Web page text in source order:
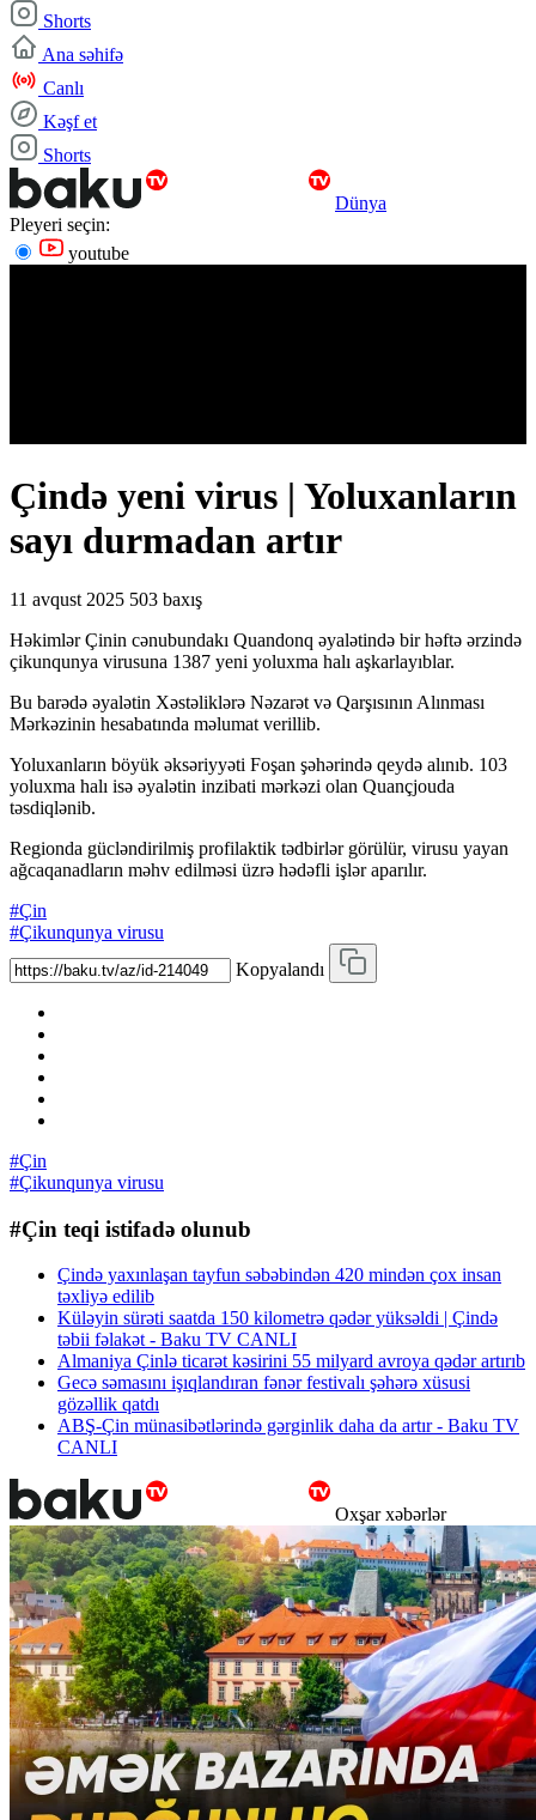
Shorts
Ana səhifə
Canlı
Kəşf et
Shorts
Dünya
Pleyeri seçin:
youtube
Çində yeni virus | Yoluxanların
sayı durmadan artır
11 avqust 2025 503 baxış
Həkimlər Çinin cənubundakı Quandonq əyalətində bir həftə ərzində
çikunqunya virusuna 1387 yeni yoluxma halı aşkarlayıblar.
Bu barədə əyalətin Xəstəliklərə Nəzarət və Qarşısının Alınması
Mərkəzinin hesabatında məlumat verillib.
Yoluxanların böyük əksəriyyəti Foşan şəhərində qeydə alınıb. 103
yoluxma halı isə əyalətin inzibati mərkəzi olan Quançjouda
təsdiqlənib.
Regionda gücləndirilmiş profilaktik tədbirlər görülür, virusu yayan
ağcaqanadların məhv edilməsi üzrə hədəfli işlər aparılır.
#Çin
#Çikunqunya virusu
Kopyalandı
#Çin
#Çikunqunya virusu
#Çin teqi istifadə olunub
Çində yaxınlaşan tayfun səbəbindən 420 mindən çox insan
təxliyə edilib
Küləyin sürəti saatda 150 kilometrə qədər yüksəldi | Çində
təbii fəlakət - Baku TV CANLI
Almaniya Çinlə ticarət kəsirini 55 milyard avroya qədər artırıb
Gecə səmasını işıqlandıran fənər festivalı şəhərə xüsusi
gözəllik qatdı
ABŞ-Çin münasibətlərində gərginlik daha da artır - Baku TV
CANLI
Oxşar xəbərlər